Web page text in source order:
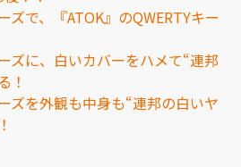
ズで、『ATOK』のQWERTYキー
ズに、白いカバーをハメて“連邦
！
ズを外観も中身も“連邦の白いヤ